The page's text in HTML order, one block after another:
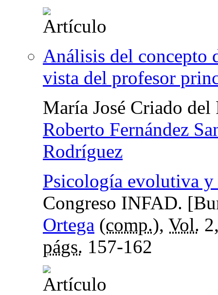
Análisis del concepto
vista del profesor
María José Criado
Roberto Fernández
Rodríguez
Psicología evolutiva y
Congreso INFAD.
Ortega (comp.), Vol.
págs. 157-162